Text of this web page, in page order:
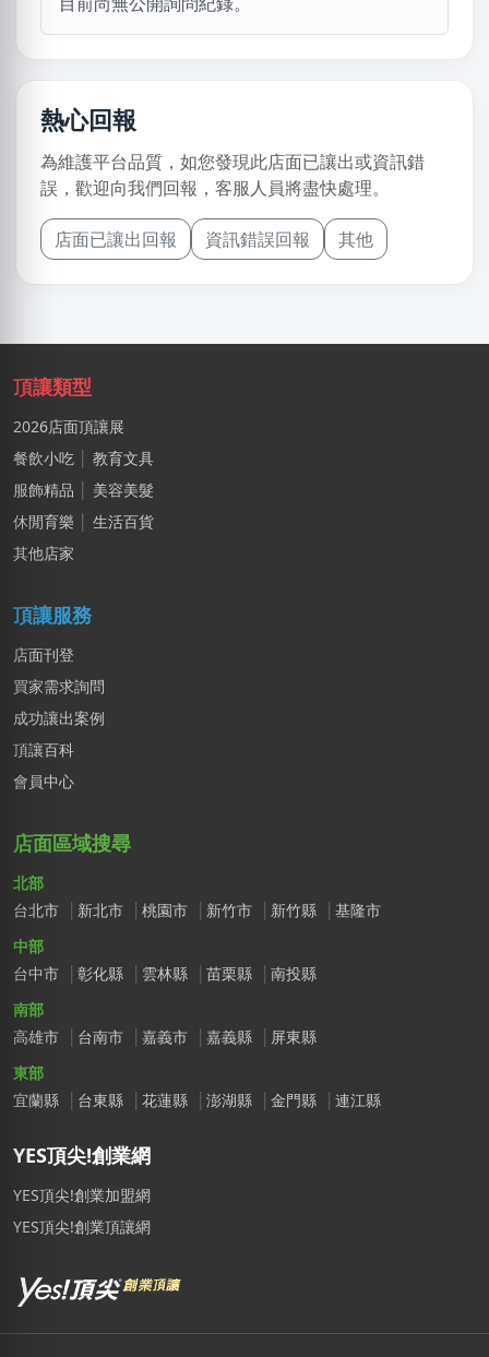
熱心回報
為維護平台品質，如您發現此店面已讓出或資訊錯
誤，歡迎向我們回報，客服人員將盡快處理。
店面已讓出回報 資訊錯誤回報 其他
頂讓類型
2026店面頂讓展
餐飲小吃
教育文具
服飾精品
美容美髮
休閒育樂
生活百貨
其他店家
頂讓服務
店面刊登
買家需求詢問
成功讓出案例
頂讓百科
會員中心
店面區域搜尋
北部
台北市
新北市 桃園市 新竹市 新竹縣
基隆市
中部
台中市
彰化縣 雲林縣 苗栗縣
南投縣
南部
高雄市
台南市 嘉義市 嘉義縣
屏東縣
東部
宜蘭縣
台東縣 花蓮縣 澎湖縣 金門縣 連江縣
YES頂尖!創業網
YES頂尖!創業加盟網
YES頂尖!創業頂讓網